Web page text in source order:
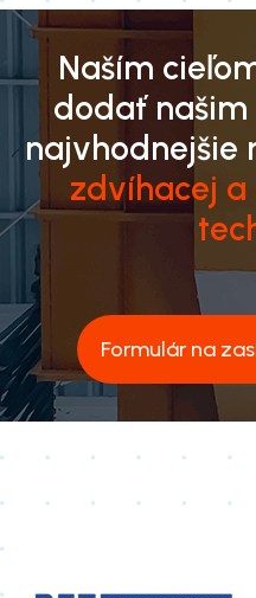
Naším
dodať
najvhodnejšie
zdvíhacej
Formulár na